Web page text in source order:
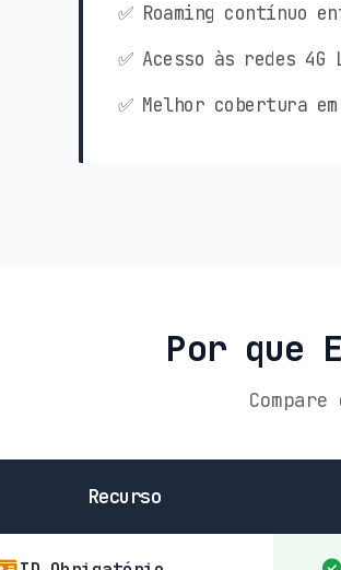
✅ Roaming contínuo
✅ Acesso às redes
✅ Melhor cobertura
Por que
Recurso